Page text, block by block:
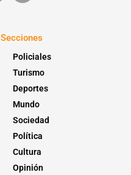
Secciones
Policiales
Turismo
Deportes
Mundo
Sociedad
Política
Cultura
Opinión